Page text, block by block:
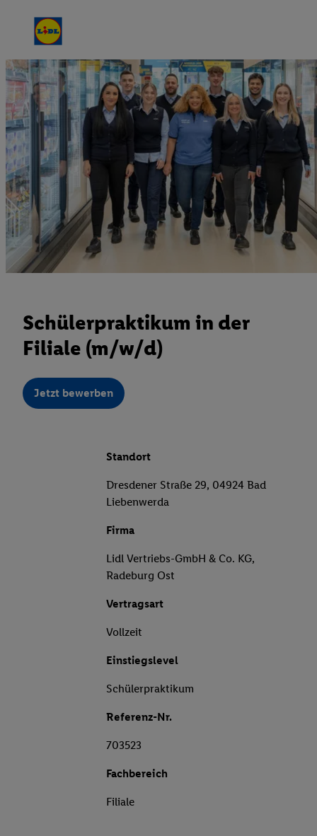
Schülerpraktikum in der
Filiale (m/w/d)
Jetzt bewerben
Standort
Dresdener Straße 29, 04924 Bad
Liebenwerda
Firma
Lidl Vertriebs-GmbH & Co. KG,
Radeburg Ost
Vertragsart
Vollzeit
Einstiegslevel
Schülerpraktikum
Referenz-Nr.
703523
Fachbereich
Filiale